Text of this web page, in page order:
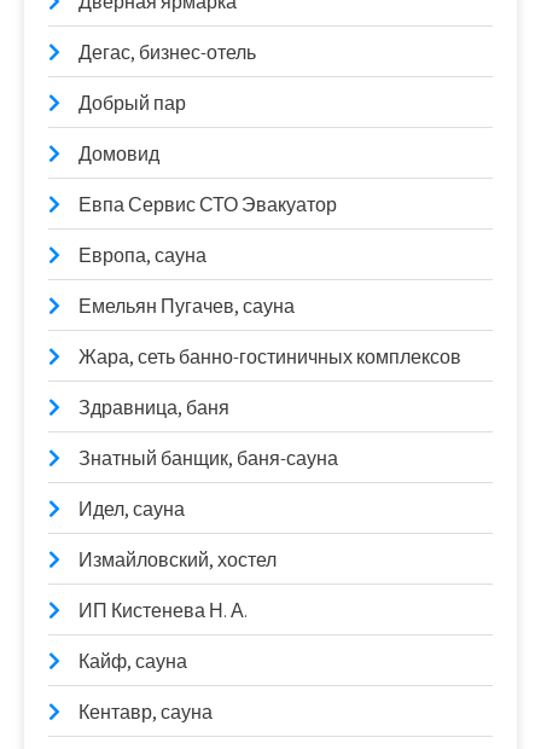
Дегас, бизнес-отель
Добрый пар
Домовид
Евпа Сервис СТО Эвакуатор
Европа, сауна
Емельян Пугачев, сауна
Жара, сеть банно-гостиничных комплексов
Здравница, баня
Знатный банщик, баня-сауна
Идел, сауна
Измайловский, хостел
ИП Кистенева Н. А.
Кайф, сауна
Кентавр, сауна